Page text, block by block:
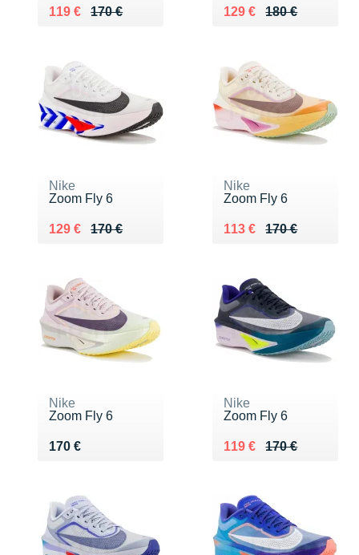
170 €
Au lieu de 170 €
119 €
Vendu 119 € 180 €
Au lieu de 180 €
129 €
Vendu 129 €
Nike
Zoom Fly 6
170 €
Au lieu de 170 €
129 €
Vendu 129 €
Nike
Zoom Fly 6
170 €
Au lieu de 170 €
113 €
Vendu 113 €
Nike
Zoom Fly 6
170 €
Vendu 170 €
Nike
Zoom Fly 6
170 €
Au lieu de 170 €
119 €
Vendu 119 €